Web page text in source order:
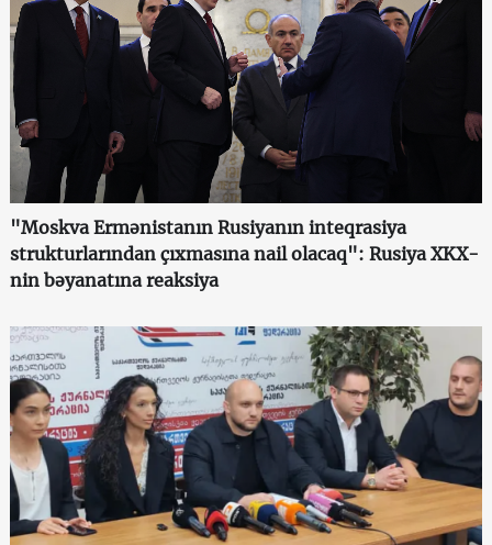
"Moskva Ermənistanın Rusiyanın inteqrasiya
strukturlarından çıxmasına nail olacaq": Rusiya XKX-
nin bəyanatına reaksiya